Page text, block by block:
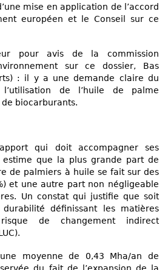
mise en application de l’accord
européen et le Conseil sur ce
pour avis de la commission
sur ce dossier, Bas
: il y a une demande claire du
l’utilisation de l’huile de palme
biocarburants.
qui doit accompagner ses
estime que la plus grande part de
de palmiers à huile se fait sur des
et une autre part non négligeable
Un constat qui justifie que soit
définissant les matières
de changement indirect
moyenne de 0,43 Mha/an de
du fait de l’expansion de la